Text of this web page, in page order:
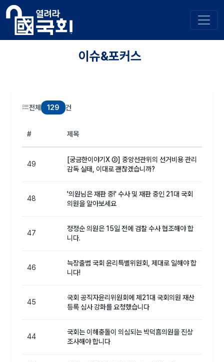
이슈&포커스
전체 129 건
# 제목
49
[궁금한이야기X ③] 중앙선관위의 선거비용 관리
감독 실태, 이대로 괜찮겠습니까?
48
'의원님은 재판 중!' 수사 및 재판 중인 21대 국회
의원을 알아보세요
47
정정순 의원은 15일 전에 검찰 수사 협조해야 합
니다.
46
늑장출범 국회 윤리특별위원회, 제대로 일해야 합
니다!
45
국회 공직자윤리위원회에 제21대 국회의원 재산
등록 심사 강화를 요청했습니다
44
국회는 이해충돌이 의심되는 박덕흠의원을 진상
조사해야 합니다